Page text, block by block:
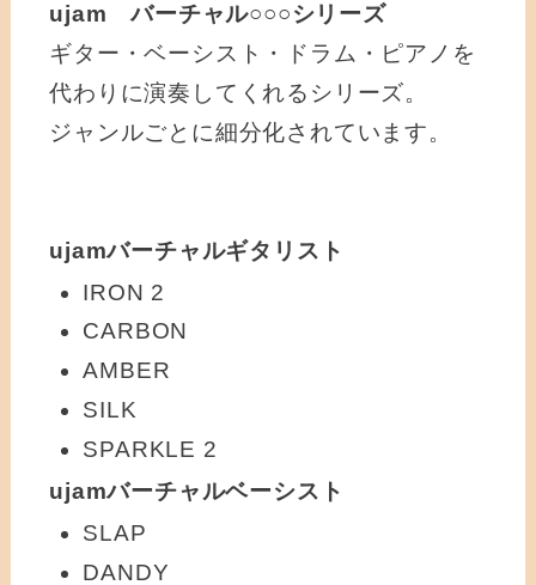
ujam バーチャル○○○シリーズ
ギター・ベーシスト・ドラム・ピアノを
代わりに演奏してくれるシリーズ。
ジャンルごとに細分化されています。
ujamバーチャルギタリスト
IRON 2
CARBON
AMBER
SILK
SPARKLE 2
ujamバーチャルベーシスト
SLAP
DANDY